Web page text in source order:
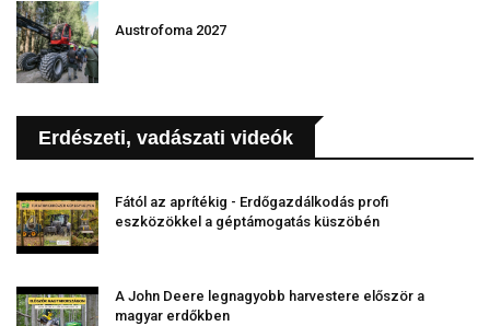
Austrofoma 2027
Erdészeti, vadászati videók
Fától az aprítékig - Erdőgazdálkodás profi
eszközökkel a géptámogatás küszöbén
A John Deere legnagyobb harvestere először a
magyar erdőkben